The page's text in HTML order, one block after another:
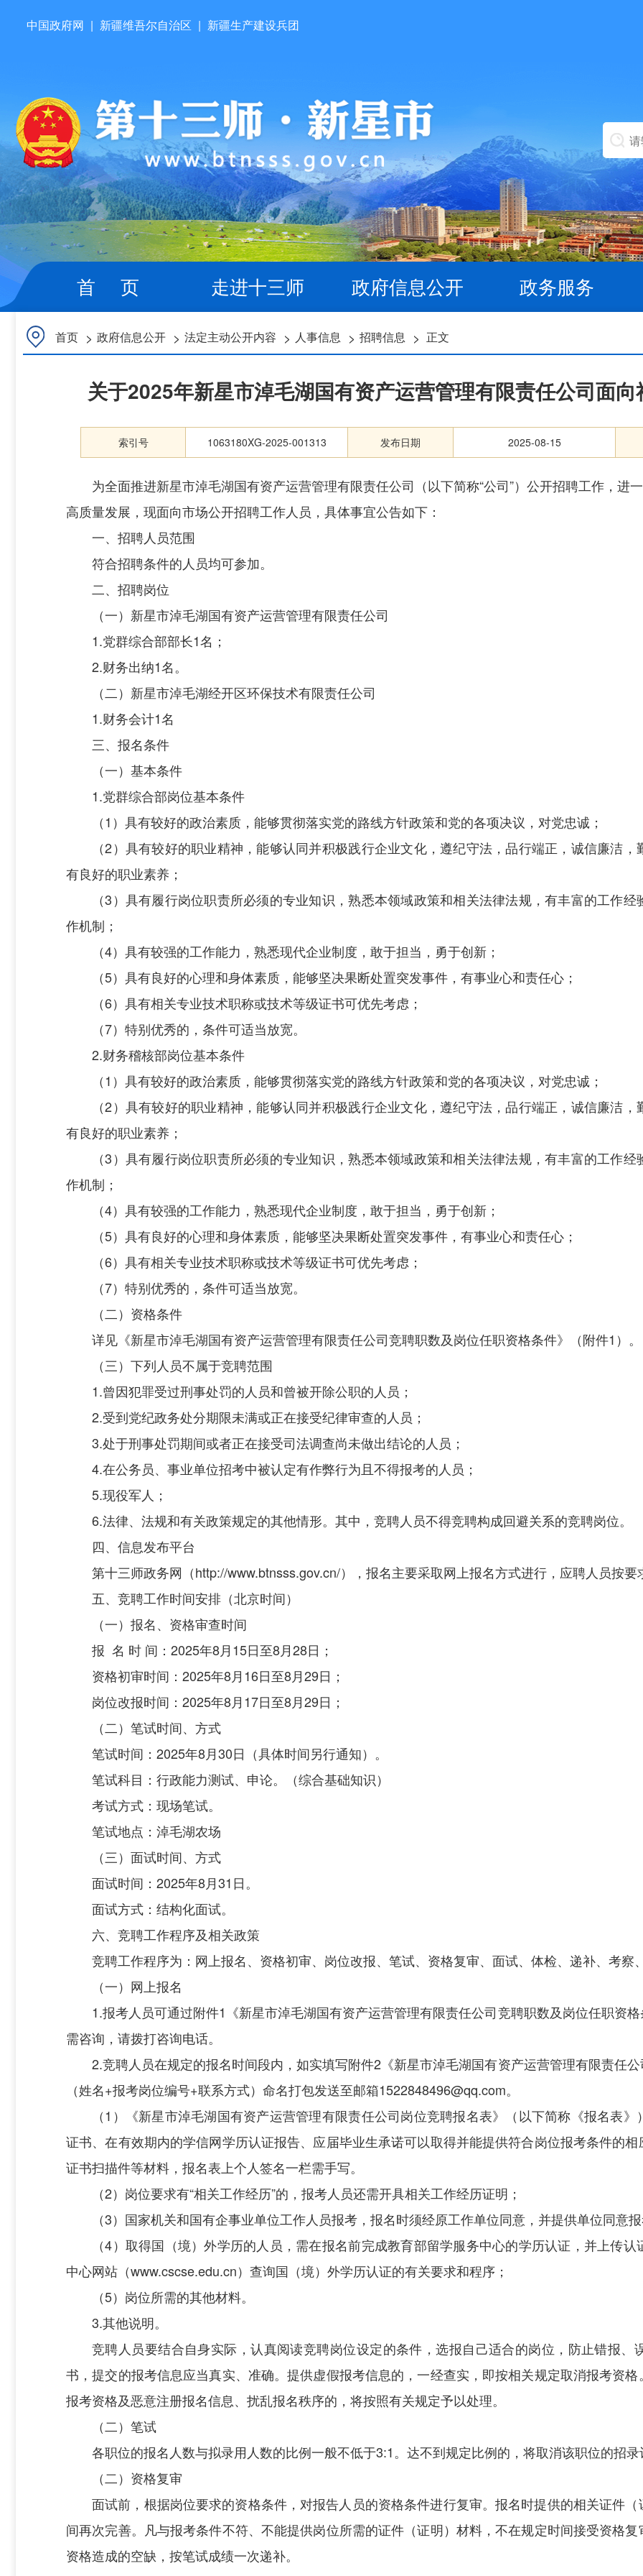
中国政府网 | 新疆维吾尔自治区 | 新疆生产建设兵团
首 页 走进十三师 政府信息公开 政务服务
首页 > 政府信息公开 > 法定主动公开内容 > 人事信息 > 招聘信息 > 正文
关于2025年新星市淖毛湖国有资产运营管理有限责任公司面
索引号 1063180XG-2025-001313 发布日期 2025-08-15
为全面推进新星市淖毛湖国有资产运营管理有限责任公司（以下简称“公司”）公开招聘工作，进
高质量发展，现面向市场公开招聘工作人员，具体事宜公告如下：
一、招聘人员范围
符合招聘条件的人员均可参加。
二、招聘岗位
（一）新星市淖毛湖国有资产运营管理有限责任公司
1.党群综合部部长1名；
2.财务出纳1名。
（二）新星市淖毛湖经开区环保技术有限责任公司
1.财务会计1名
三、报名条件
（一）基本条件
1.党群综合部岗位基本条件
（1）具有较好的政治素质，能够贯彻落实党的路线方针政策和党的各项决议，对党忠诚；
（2）具有较好的职业精神，能够认同并积极践行企业文化，遵纪守法，品行端正，诚信廉洁
有良好的职业素养；
（3）具有履行岗位职责所必须的专业知识，熟悉本领域政策和相关法律法规，有丰富的工作
作机制；
（4）具有较强的工作能力，熟悉现代企业制度，敢于担当，勇于创新；
（5）具有良好的心理和身体素质，能够坚决果断处置突发事件，有事业心和责任心；
（6）具有相关专业技术职称或技术等级证书可优先考虑；
（7）特别优秀的，条件可适当放宽。
2.财务稽核部岗位基本条件
（1）具有较好的政治素质，能够贯彻落实党的路线方针政策和党的各项决议，对党忠诚；
（2）具有较好的职业精神，能够认同并积极践行企业文化，遵纪守法，品行端正，诚信廉洁
有良好的职业素养；
（3）具有履行岗位职责所必须的专业知识，熟悉本领域政策和相关法律法规，有丰富的工作
作机制；
（4）具有较强的工作能力，熟悉现代企业制度，敢于担当，勇于创新；
（5）具有良好的心理和身体素质，能够坚决果断处置突发事件，有事业心和责任心；
（6）具有相关专业技术职称或技术等级证书可优先考虑；
（7）特别优秀的，条件可适当放宽。
（二）资格条件
详见《新星市淖毛湖国有资产运营管理有限责任公司竞聘职数及岗位任职资格条件》（附件1）。
（三）下列人员不属于竞聘范围
1.曾因犯罪受过刑事处罚的人员和曾被开除公职的人员；
2.受到党纪政务处分期限未满或正在接受纪律审查的人员；
3.处于刑事处罚期间或者正在接受司法调查尚未做出结论的人员；
4.在公务员、事业单位招考中被认定有作弊行为且不得报考的人员；
5.现役军人；
6.法律、法规和有关政策规定的其他情形。其中，竞聘人员不得竞聘构成回避关系的竞聘岗位。
四、信息发布平台
第十三师政务网（http://www.btnsss.gov.cn/），报名主要采取网上报名方式进行，应聘人员按要
五、竞聘工作时间安排（北京时间）
（一）报名、资格审查时间
报 名 时 间：2025年8月15日至8月28日；
资格初审时间：2025年8月16日至8月29日；
岗位改报时间：2025年8月17日至8月29日；
（二）笔试时间、方式
笔试时间：2025年8月30日（具体时间另行通知）。
笔试科目：行政能力测试、申论。（综合基础知识）
考试方式：现场笔试。
笔试地点：淖毛湖农场
（三）面试时间、方式
面试时间：2025年8月31日。
面试方式：结构化面试。
六、竞聘工作程序及相关政策
竞聘工作程序为：网上报名、资格初审、岗位改报、笔试、资格复审、面试、体检、递补、考察
（一）网上报名
1.报考人员可通过附件1《新星市淖毛湖国有资产运营管理有限责任公司竞聘职数及岗位任职资
需咨询，请拨打咨询电话。
2.竞聘人员在规定的报名时间段内，如实填写附件2《新星市淖毛湖国有资产运营管理有限责任
（姓名+报考岗位编号+联系方式）命名打包发送至邮箱1522848496@qq.com。
（1）《新星市淖毛湖国有资产运营管理有限责任公司岗位竞聘报名表》（以下简称《报名表
证书、在有效期内的学信网学历认证报告、应届毕业生承诺可以取得并能提供符合岗位报考条件的
证书扫描件等材料，报名表上个人签名一栏需手写。
（2）岗位要求有“相关工作经历”的，报考人员还需开具相关工作经历证明；
（3）国家机关和国有企事业单位工作人员报考，报名时须经原工作单位同意，并提供单位同意报
（4）取得国（境）外学历的人员，需在报名前完成教育部留学服务中心的学历认证，并上传
中心网站（www.cscse.edu.cn）查询国（境）外学历认证的有关要求和程序；
（5）岗位所需的其他材料。
3.其他说明。
竞聘人员要结合自身实际，认真阅读竞聘岗位设定的条件，选报自己适合的岗位，防止错报
书，提交的报考信息应当真实、准确。提供虚假报考信息的，一经查实，即按相关规定取消报考资
报考资格及恶意注册报名信息、扰乱报名秩序的，将按照有关规定予以处理。
（二）笔试
各职位的报名人数与拟录用人数的比例一般不低于3:1。达不到规定比例的，将取消该职位的招录
（二）资格复审
面试前，根据岗位要求的资格条件，对报告人员的资格条件进行复审。报名时提供的相关证件
间再次完善。凡与报考条件不符、不能提供岗位所需的证件（证明）材料，不在规定时间接受资格
资格造成的空缺，按笔试成绩一次递补。